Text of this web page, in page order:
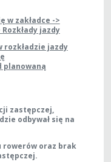
w zakładce ->
jazdy
rozkładzie jazdy
planowaną
zastępczej,
odbywał się na
rowerów oraz brak